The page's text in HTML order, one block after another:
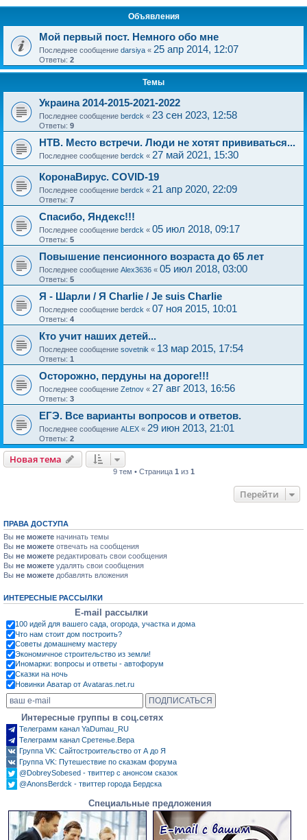
Объявления
Мой первый пост. Немного обо мне
Последнее сообщение darsiya « 25 апр 2014, 12:07
Ответы: 2
Темы
Украина 2014-2015-2021-2022
Последнее сообщение berdck « 23 сен 2023, 12:58
Ответы: 9
НТВ. Место встречи. Люди не хотят прививаться...
Последнее сообщение berdck « 27 май 2021, 15:30
КоронаВирус. COVID-19
Последнее сообщение berdck « 21 апр 2020, 22:09
Ответы: 7
Спасибо, Яндекс!!!
Последнее сообщение berdck « 05 июл 2018, 09:17
Ответы: 5
Повышение пенсионного возраста до 65 лет
Последнее сообщение Alex3636 « 05 июл 2018, 03:00
Ответы: 5
Я - Шарли / Я Charlie / Je suis Charlie
Последнее сообщение berdck « 07 ноя 2015, 10:01
Ответы: 4
Кто учит наших детей...
Последнее сообщение sovetnik « 13 мар 2015, 17:54
Ответы: 1
Осторожно, пердуны на дороге!!!
Последнее сообщение Zetnov « 27 авг 2013, 16:56
Ответы: 3
ЕГЭ. Все варианты вопросов и ответов.
Последнее сообщение ALEX « 29 июн 2013, 21:01
Ответы: 2
Новая тема
9 тем • Страница 1 из 1
Перейти
ПРАВА ДОСТУПА
Вы не можете начинать темы
Вы не можете отвечать на сообщения
Вы не можете редактировать свои сообщения
Вы не можете удалять свои сообщения
Вы не можете добавлять вложения
ИНТЕРЕСНЫЕ РАССЫЛКИ
E-mail рассылки
100 идей для вашего сада, огорода, участка и дома
Что нам стоит дом построить?
Советы домашнему мастеру
Экономичное строительство из земли!
Иномарки: вопросы и ответы - автофорум
Сказки на ночь
Новинки Аватар от Avataras.net.ru
Интересные группы в соц.сетях
Телеграмм канал YaDumau_RU
Телеграмм канал Сретенье.Вера
Группа VK: Сайтостроительство от А до Я
Группа VK: Путешествие по сказкам форума
@DobreySobesed - твиттер с анонсом сказок
@AnonsBerdck - твиттер города Бердска
Специальные предложения